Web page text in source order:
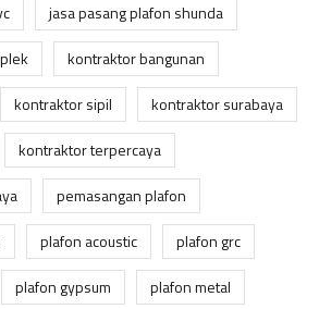
jasa pasang plafon shunda
kontraktor bangunan
kontraktor sipil
kontraktor surabaya
kontraktor terpercaya
pemasangan plafon
plafon acoustic
plafon grc
plafon gypsum
plafon metal